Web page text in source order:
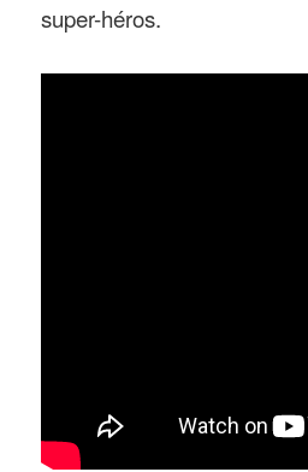
super-héros.